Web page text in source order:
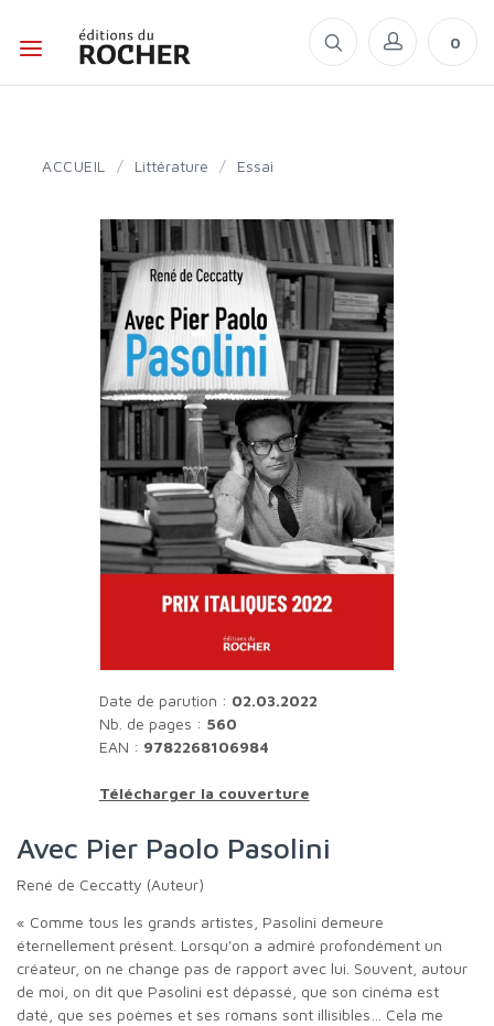
0
ACCUEIL / Littérature / Essai
Date de parution : 02.03.2022
Nb. de pages : 560
EAN : 9782268106984
Télécharger la couverture
Avec Pier Paolo Pasolini
René de Ceccatty (Auteur)
« Comme tous les grands artistes, Pasolini demeure
éternellement présent. Lorsqu'on a admiré profondément un
créateur, on ne change pas de rapport avec lui. Souvent, autour
de moi, on dit que Pasolini est dépassé, que son cinéma est
daté, que ses poèmes et ses romans sont illisibles… Cela me